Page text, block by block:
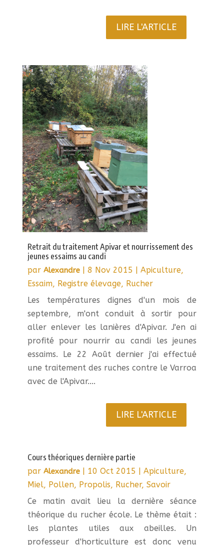
LIRE L'ARTICLE
Retrait du traitement Apivar et nourrissement des
jeunes essaims au candi
par Alexandre| 8 Nov 2015 | Apiculture,
Essaim, Registre élevage, Rucher
Les températures dignes d'un mois de
septembre, m'ont conduit à sortir pour
aller enlever les lanières d'Apivar. J'en ai
profité pour nourrir au candi les jeunes
essaims. Le 22 Août dernier j'ai effectué
une traitement des ruches contre le Varroa
avec de l'Apivar....
LIRE L'ARTICLE
Cours théoriques dernière partie
par Alexandre| 10 Oct 2015 | Apiculture,
Miel, Pollen, Propolis, Rucher, Savoir
Ce matin avait lieu la dernière séance
théorique du rucher école. Le thème était :
les plantes utiles aux abeilles. Un
professeur d'horticulture est donc venu